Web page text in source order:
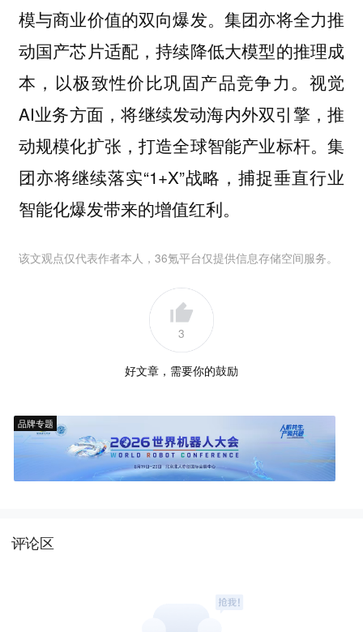
模与商业价值的双向爆发。集团亦将全力推
动国产芯片适配，持续降低大模型的推理成
本，以极致性价比巩固产品竞争力。视觉
AI业务方面，将继续发动海内外双引擎，推
动规模化扩张，打造全球智能产业标杆。集
团亦将继续落实“1+X”战略，捕捉垂直行业
智能化爆发带来的增值红利。
该文观点仅代表作者本人，36氪平台仅提供信息存储空间服务。
3
好文章，需要你的鼓励
品牌专题
评论区